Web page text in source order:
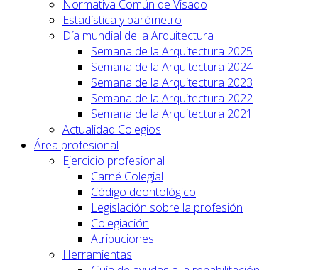
Normativa Común de Visado
Estadística y barómetro
Día mundial de la Arquitectura
Semana de la Arquitectura 2025
Semana de la Arquitectura 2024
Semana de la Arquitectura 2023
Semana de la Arquitectura 2022
Semana de la Arquitectura 2021
Actualidad Colegios
Área profesional
Ejercicio profesional
Carné Colegial
Código deontológico
Legislación sobre la profesión
Colegiación
Atribuciones
Herramientas